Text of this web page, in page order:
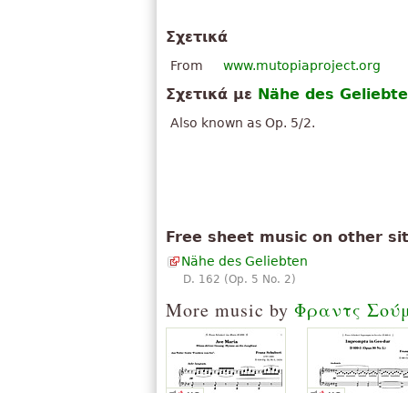
Σχετικά
From www.mutopiaproject.org
Σχετικά με Nähe des
Also known as Op. 5/2.
Free sheet music on other
Nähe des Geliebten
D. 162 (Op. 5 No. 2)
More music by Φραντς